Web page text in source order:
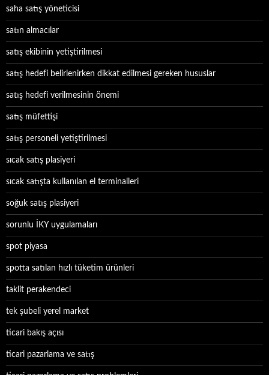
saha satış yöneticisi
satın almacılar
satış ekibinin yetiştirilmesi
satış hedefi belirlenirken dikkat edilmesi gereken hususlar
satış hedefi verilmesinin önemi
satış müfettişi
satış personeli yetiştirilmesi
sıcak satış plasiyeri
sıcak satışta kullanılan el terminalleri
soğuk satış plasiyeri
sorunlu İKY uygulamaları
spot piyasa
spotta satılan hızlı tüketim ürünleri
taklit perakendeci
tek şubeli yerel market
ticari bakış açısı
ticari pazarlama ve satış